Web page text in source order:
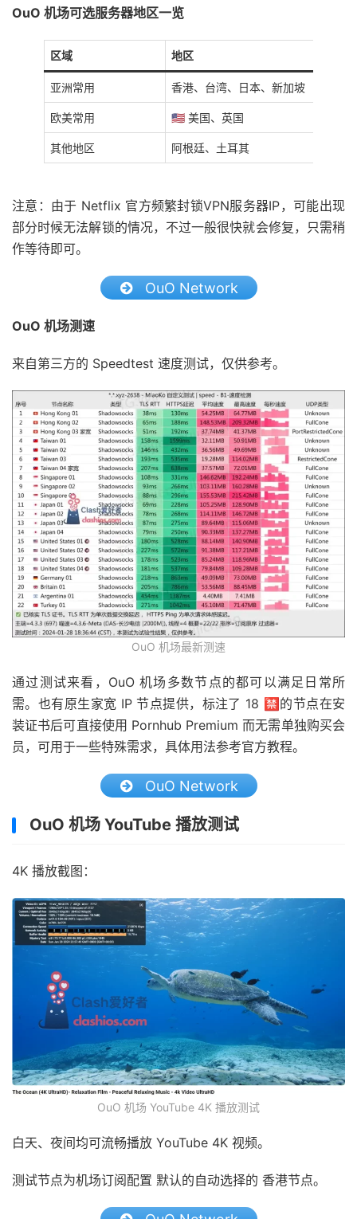
OuO 机场可选服务器地区一览
区域 地区
亚洲常用 香港、台湾、日本、新加坡
欧美常用 🇺🇸 美国、英国
其他地区 阿根廷、土耳其
注意：由于 Netflix 官方频繁封锁VPN服务器IP，可能出现
部分时候无法解锁的情况，不过一般很快就会修复，只需稍
作等待即可。
OuO Network
OuO 机场测速
来自第三方的 Speedtest 速度测试，仅供参考。
OuO 机场最新测速
通过测试来看，OuO 机场多数节点的都可以满足日常所
需。也有原生家宽 IP 节点提供，标注了 18 🈲的节点在安
装证书后可直接使用 Pornhub Premium 而无需单独购买会
员，可用于一些特殊需求，具体用法参考官方教程。
OuO Network
OuO 机场 YouTube 播放测试
4K 播放截图：
OuO 机场 YouTube 4K 播放测试
白天、夜间均可流畅播放 YouTube 4K 视频。
测试节点为机场订阅配置 默认的自动选择的 香港节点。